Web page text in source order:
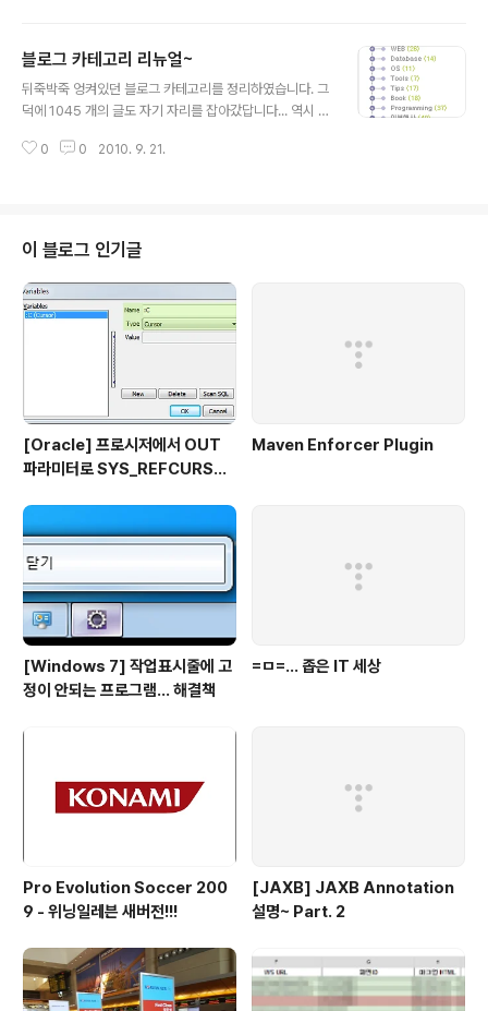
블로그 카테고리 리뉴얼~
뒤죽박죽 엉켜있던 블로그 카테고리를 정리하였습니다. 그
덕에 1045 개의 글도 자기 자리를 잡아갔답니다... 역시 쇼
0 0 2010. 9. 21.
이 블로그 인기글
[Oracle] 프로시저에서 OUT
파라미터로 SYS_REFCURSO
Maven Enforcer Plugin
[Windows 7] 작업표시줄에 고
정이 안되는 프로그램... 해결책
=ㅁ=... 좁은 IT 세상
Pro Evolution Soccer 200
9 - 위닝일레븐 새버전!!!
[JAXB] JAXB Annotation
설명~ Part. 2